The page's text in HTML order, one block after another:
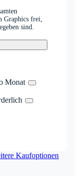
Graphics frei,
sind.
Monat
Kaufoptionen